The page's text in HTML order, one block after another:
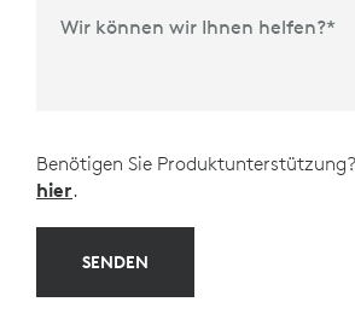
Wir können wir Ihnen helfen?*
Benötigen Sie
hier.
SENDEN